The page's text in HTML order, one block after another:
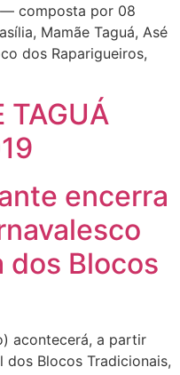
— composta por 08
Mamãe Taguá, Asé
dos Raparigueiros,
TAGUÁ
encerra
dos Blocos
acontecerá, a partir
dos Blocos Tradicionais,